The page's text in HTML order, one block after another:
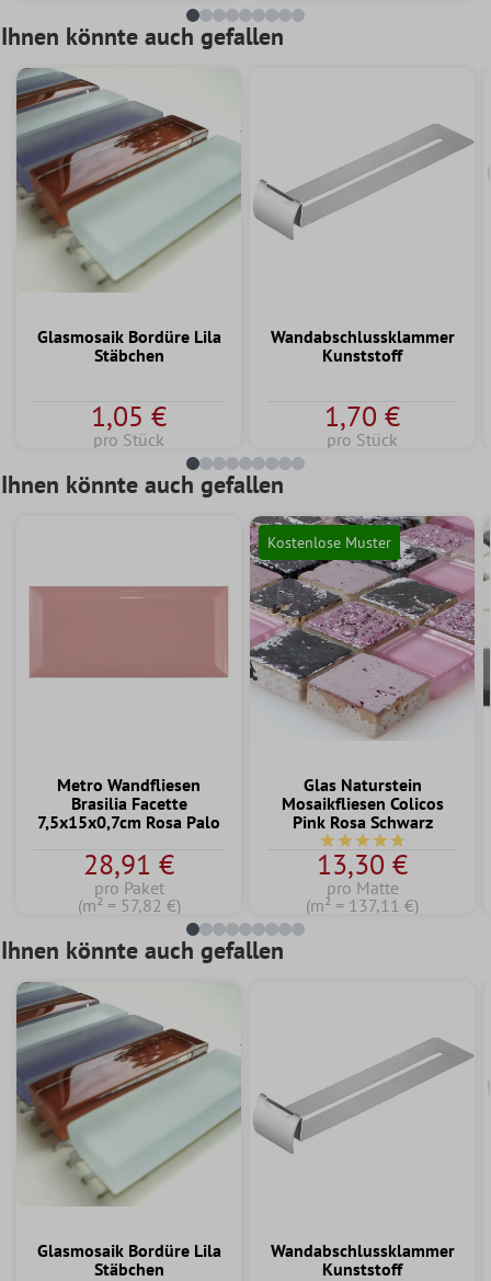
Ihnen könnte auch gefallen
Glasmosaik Bordüre Lila
Stäbchen
1,05 €
pro Stück
Wandabschlussklammer
Kunststoff
1,70 €
pro Stück
Ihnen könnte auch gefallen
Metro Wandfliesen
Brasilia Facette
7,5x15x0,7cm Rosa Palo
28,91 €
pro Paket
(m² = 57,82 €)
Kostenlose Muster
Glas Naturstein
Mosaikfliesen Colicos
Pink Rosa Schwarz
Durchschnittliche
13,30 €
pro Matte
(m² = 137,11 €)
Ihnen könnte auch gefallen
Glasmosaik Bordüre Lila
Stäbchen
Wandabschlussklammer
Kunststoff